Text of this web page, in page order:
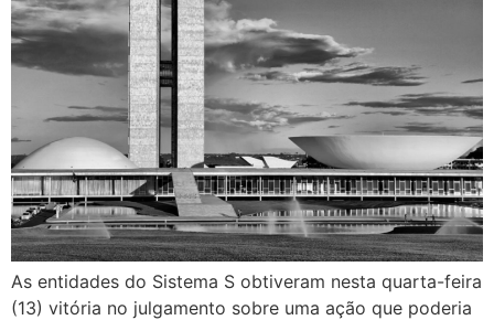
As entidades do Sistema S obtiveram nesta quarta-feira
(13) vitória no julgamento sobre uma ação que poderia